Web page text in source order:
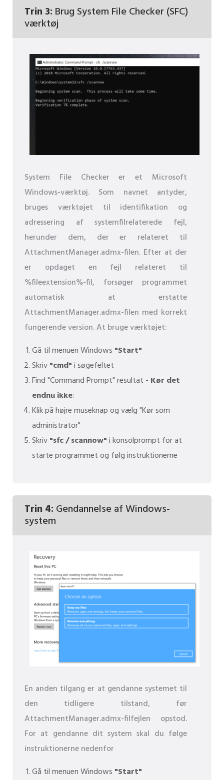
Trin 3: Brug System File Checker (SFC)
værktøj
System File Checker er et Microsoft
Windows-værktøj. Som navnet antyder,
bruges værktøjet til identifikation og
adressering af systemfilrelaterede fejl,
herunder dem, der er relateret til
AttachmentManager.admx-filen. Efter at der
er opdaget en fejl relateret til
%fileextension%-fil, forsøger programmet
automatisk at erstatte
AttachmentManager.admx-filen med korrekt
fungerende version. At bruge værktøjet:
Gå til menuen Windows "Start"
Skriv"cmd"i søgefeltet
Find "Command Prompt" resultat - Kør det
endnu ikke:
Klik på højre museknap og vælg "Kør som
administrator"
Skriv"sfc / scannow"i konsolprompt for at
starte programmet og følg instruktionerne
Trin 4: Gendannelse af Windows-
system
En anden tilgang er at gendanne systemet til
den tidligere tilstand, før
AttachmentManager.admx-filfejlen opstod.
For at gendanne dit system skal du følge
instruktionerne nedenfor
Gå til menuen Windows "Start"